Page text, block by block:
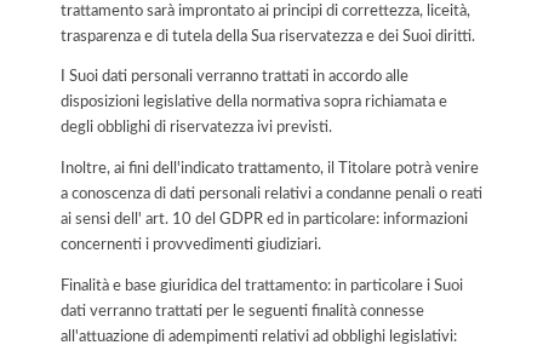
trattamento sarà improntato ai principi di correttezza, liceità,
trasparenza e di tutela della Sua riservatezza e dei Suoi diritti.
I Suoi dati personali verranno trattati in accordo alle
disposizioni legislative della normativa sopra richiamata e
degli obblighi di riservatezza ivi previsti.
Inoltre, ai fini dell'indicato trattamento, il Titolare potrà venire
a conoscenza di dati personali relativi a condanne penali o reati
ai sensi dell' art. 10 del GDPR ed in particolare: informazioni
concernenti i provvedimenti giudiziari.
Finalità e base giuridica del trattamento: in particolare i Suoi
dati verranno trattati per le seguenti finalità connesse
all'attuazione di adempimenti relativi ad obblighi legislativi: